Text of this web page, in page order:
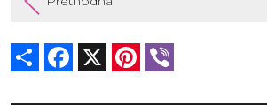
Share Facebook Pinterest